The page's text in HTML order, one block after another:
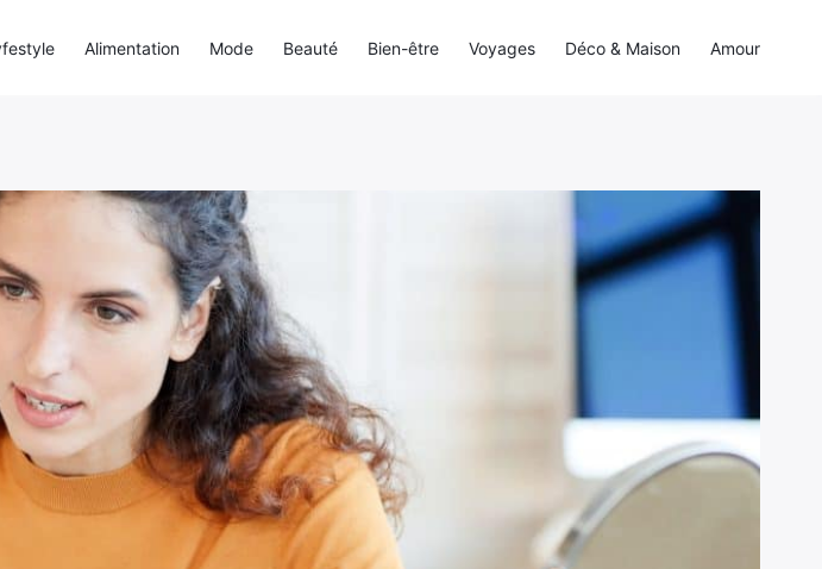
Alimentation Mode Beauté Bien-être Voyages Déco & Maison Amour